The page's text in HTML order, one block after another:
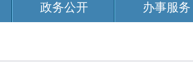
政务公开 办事服务